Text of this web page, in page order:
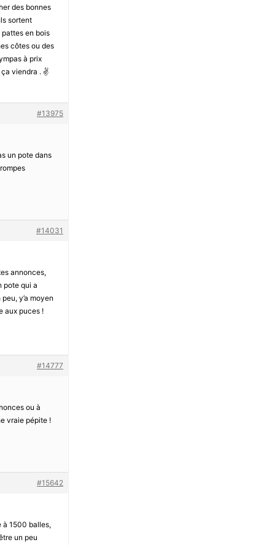
des bonnes
sortent
pattes en bois
côtes ou des
à prix
ça viendra . ✌️
#13975
un pote dans
#14031
annonces,
pote qui a
y’a moyen
aux puces !
#14777
ou à
vraie pépite !
#15642
à 1500 balles,
un peu